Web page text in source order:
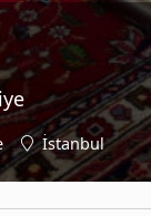
İstanbul